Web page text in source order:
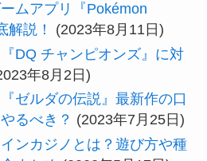
ムアプリ『Pokémon
解説！
(2023年8月11日)
DQ チャンピオンズ』に対
年8月2日)
ゼルダの伝説』最新作の口
るべき？ (2023年7月25日)
インカジノとは？遊び方や種